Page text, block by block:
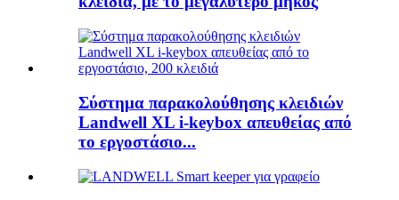
Σύστημα παρακολούθησης κλειδιών
Landwell XL i-keybox απευθείας από
το εργοστάσιο...